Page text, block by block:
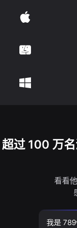
超过 100 万
看看
我是